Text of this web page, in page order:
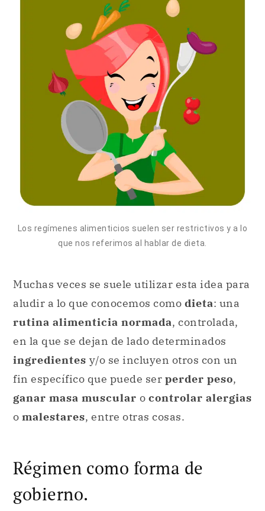
Los regímenes alimenticios suelen ser restrictivos y a lo
que nos referimos al hablar de dieta.
Muchas veces se suele utilizar esta idea para
aludir a lo que conocemos como dieta: una
rutina alimenticia normada, controlada,
en la que se dejan de lado determinados
ingredientes y/o se incluyen otros con un
fin específico que puede ser perder peso,
ganar masa muscular o controlar alergias
o malestares, entre otras cosas.
Régimen como forma de
gobierno.